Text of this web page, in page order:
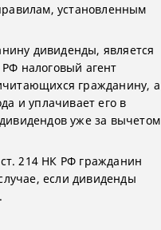
установленным
дивиденды, является
налоговый агент
гражданину, а
и уплачивает его в
уже за вычетом
214 НК РФ гражданин
если дивиденды